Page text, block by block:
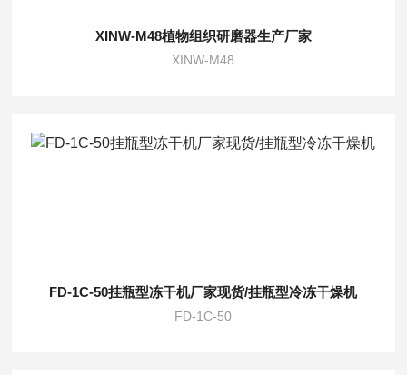
XINW-M48植物组织研磨器生产厂家
XINW-M48
FD-1C-50挂瓶型冻干机厂家现货/挂瓶型冷冻干燥机
FD-1C-50